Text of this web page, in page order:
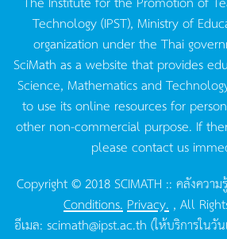
Technology (IPST), Ministry of
organization under the Thai
SciMath as a website that provides
Science, Mathematics and
to use its online resources for
other non-commercial purpose. If
please contact us
Copyright © 2018 SCIMATH :: คลังควา
Conditions. Privacy. , All
อีเมล: scimath@ipst.ac.th (ให้บริการในวั